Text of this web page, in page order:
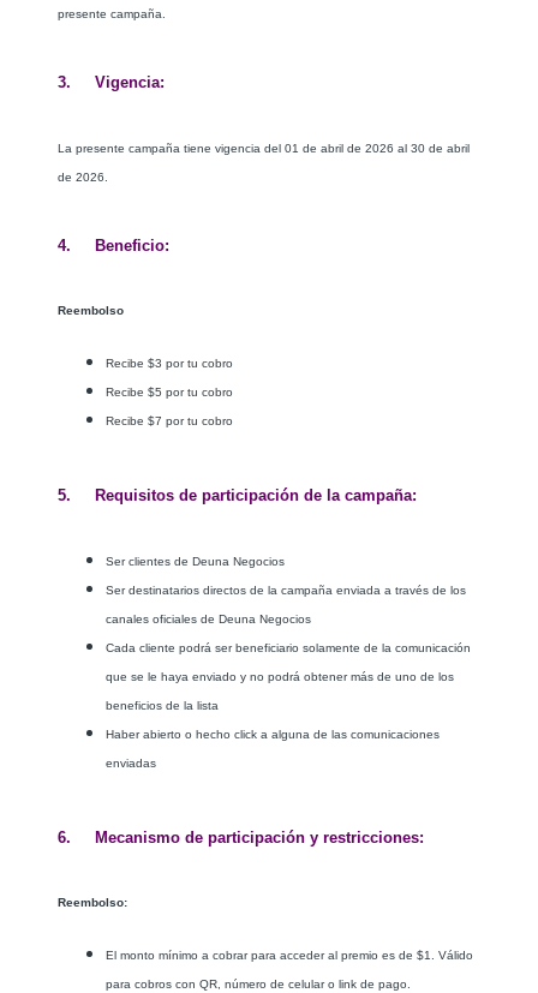
presente campaña.
3. Vigencia:
La presente campaña tiene vigencia del 01 de abril de 2026 al 30 de abril
de 2026.
4. Beneficio:
Reembolso
Recibe $3 por tu cobro
Recibe $5 por tu cobro
Recibe $7 por tu cobro
5. Requisitos de participación de la campaña:
Ser clientes de Deuna Negocios
Ser destinatarios directos de la campaña enviada a través de los
canales oficiales de Deuna Negocios
Cada cliente podrá ser beneficiario solamente de la comunicación
que se le haya enviado y no podrá obtener más de uno de los
beneficios de la lista
Haber abierto o hecho click a alguna de las comunicaciones
enviadas
6. Mecanismo de participación y restricciones:
Reembolso:
El monto mínimo a cobrar para acceder al premio es de $1. Válido
para cobros con QR, número de celular o link de pago.